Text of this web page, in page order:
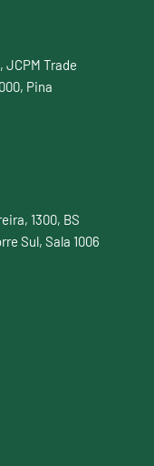
JCPM Trade
Pina
1300, BS
Sul, Sala 1006